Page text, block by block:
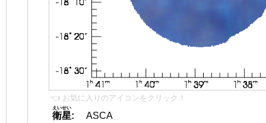
👈 お気に入りのアイコンをクリック！
衛星
えいせい
:
ASCA